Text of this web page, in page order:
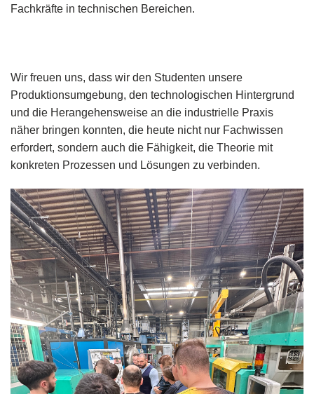
Fachkräfte in technischen Bereichen.
Wir freuen uns, dass wir den Studenten unsere
Produktionsumgebung, den technologischen Hintergrund
und die Herangehensweise an die industrielle Praxis
näher bringen konnten, die heute nicht nur Fachwissen
erfordert, sondern auch die Fähigkeit, die Theorie mit
konkreten Prozessen und Lösungen zu verbinden.